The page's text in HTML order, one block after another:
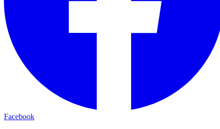
Facebook